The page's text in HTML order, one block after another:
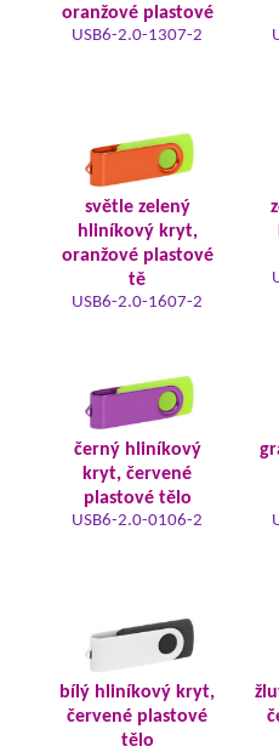
oranžové plastové
USB6-2.0-1307-2
světle zelený
hliníkový kryt,
oranžové plastové
tě
USB6-2.0-1607-2
černý hliníkový
kryt, červené
plastové tělo
USB6-2.0-0106-2
bílý hliníkový kryt,
červené plastové
tělo